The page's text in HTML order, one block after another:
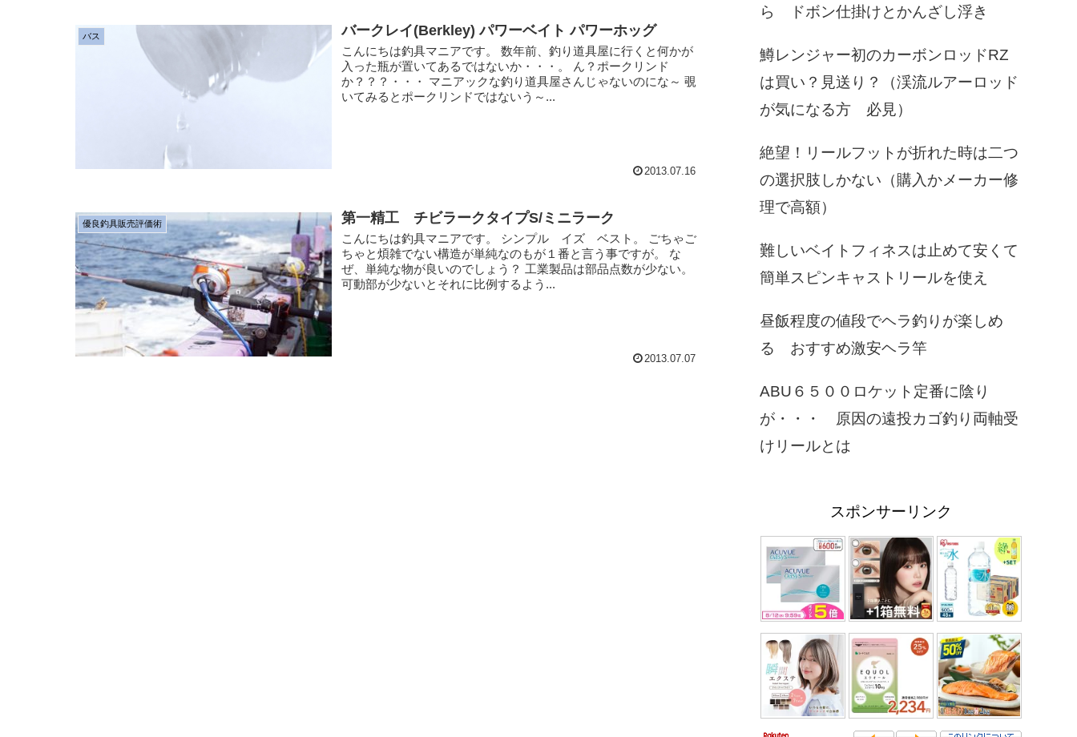
バス バークレイ(Berkley) パワーベイト パワーホッグ
こんにちは釣具マニアです。 数年前、釣り道具屋に行くと何かが
入った瓶が置いてあるではないか・・・。 ん？ポークリンド
か？？？・・・ マニアックな釣り道具屋さんじゃないのにな～ 覗
いてみるとポークリンドではないう～...
2013.07.16
優良釣具販売評価術 第一精工 チビラークタイプS/ミニラーク
こんにちは釣具マニアです。 シンプル イズ ベスト。 ごちゃご
ちゃと煩雑でない構造が単純なのもが１番と言う事ですが。 な
ぜ、単純な物が良いのでしょう？ 工業製品は部品点数が少ない。
可動部が少ないとそれに比例するよう...
2013.07.07
ら ドボン仕掛けとかんざし浮き
鱒レンジャー初のカーボンロッドRZ
は買い？見送り？（渓流ルアーロッド
が気になる方 必見）
絶望！リールフットが折れた時は二つ
の選択肢しかない（購入かメーカー修
理で高額）
難しいベイトフィネスは止めて安くて
簡単スピンキャストリールを使え
昼飯程度の値段でヘラ釣りが楽しめ
る おすすめ激安ヘラ竿
ABU６５００ロケット定番に陰り
が・・・ 原因の遠投カゴ釣り両軸受
けリールとは
スポンサーリンク